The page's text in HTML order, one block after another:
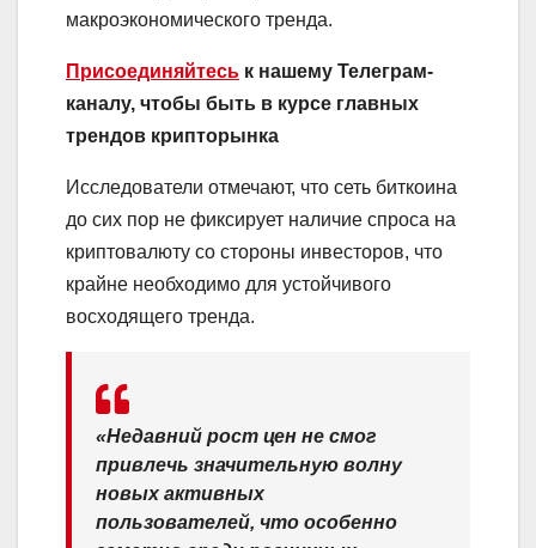
макроэкономического тренда.
Присоединяйтесь к нашему Телеграм-
каналу, чтобы быть в курсе главных
трендов крипторынка
Исследователи отмечают, что сеть биткоина
до сих пор не фиксирует наличие спроса на
криптовалюту со стороны инвесторов, что
крайне необходимо для устойчивого
восходящего тренда.
«Недавний рост цен не смог
привлечь значительную волну
новых активных
пользователей, что особенно